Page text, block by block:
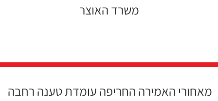
משרד האוצר
מאחורי האמירה החריפה עומדת טענה רחבה